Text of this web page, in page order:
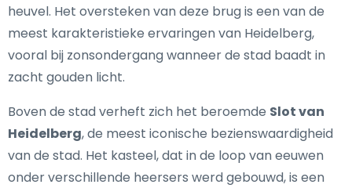
heuvel. Het oversteken van deze brug is een van de
meest karakteristieke ervaringen van Heidelberg,
vooral bij zonsondergang wanneer de stad baadt in
zacht gouden licht.
Boven de stad verheft zich het beroemde Slot van
Heidelberg, de meest iconische bezienswaardigheid
van de stad. Het kasteel, dat in de loop van eeuwen
onder verschillende heersers werd gebouwd, is een